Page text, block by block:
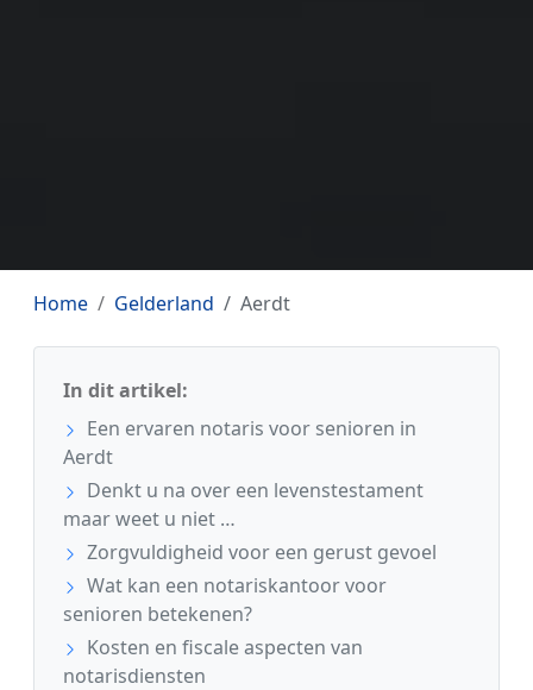
Home Gelderland Aerdt
In dit artikel:
Een ervaren notaris voor senioren in
Aerdt
Denkt u na over een levenstestament
maar weet u niet …
Zorgvuldigheid voor een gerust gevoel
Wat kan een notariskantoor voor
senioren betekenen?
Kosten en fiscale aspecten van
notarisdiensten